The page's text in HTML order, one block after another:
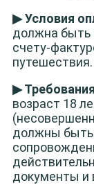
▶ Условия
должна быть
счету-
путешествия.
▶ Требования
возраст 18
должны быть
документы и